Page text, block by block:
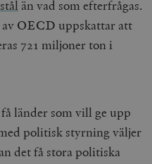
än vad som efterfrågas.
OECD uppskattar att
721 miljoner ton i
länder som vill ge upp
politisk styrning väljer
det få stora politiska